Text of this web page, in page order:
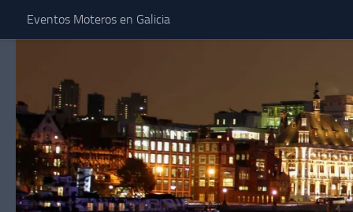
Saltar al contenido
Eventos Moteros en Galicia